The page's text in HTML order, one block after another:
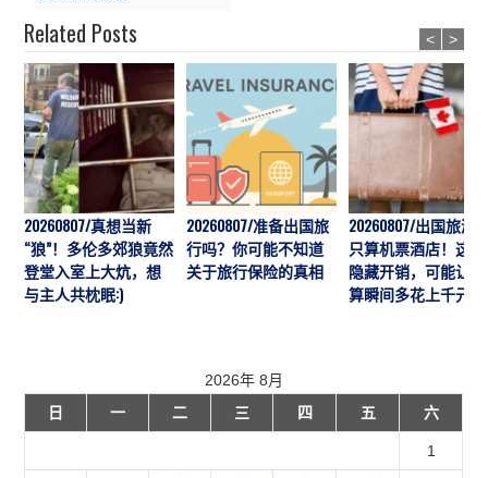
Related Posts
20260807/真想当新
“狼”！多伦多郊狼竟然
登堂入室上大炕，想
与主人共枕眠:)
20260807/准备出国旅
行吗？你可能不知道
关于旅行保险的真相
20260807/出国旅游
只算机票酒店！这7
隐藏开销，可能让预
算瞬间多花上千元
< >
2026年 8月
日
一 二 三 四 五 六
1